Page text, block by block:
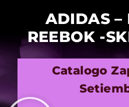
ADIDAS –
REEBOK -
Catalogo